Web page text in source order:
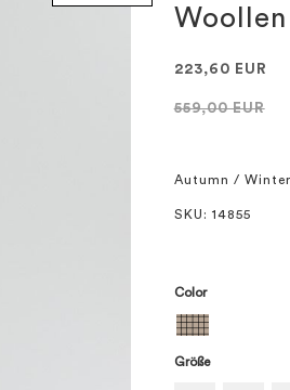
223,60 EUR
559,00 EUR
Autumn /
SKU : 14855
Color
Größe